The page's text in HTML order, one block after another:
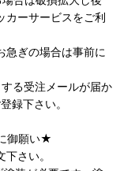
カーサービスをご利
急ぎの場合は事前に
る受注メールが届か
録下さい。
御願い★
さい。